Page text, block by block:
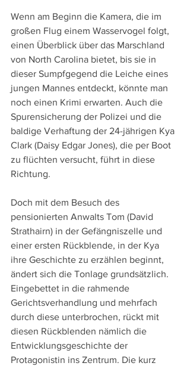
Wenn am Beginn die Kamera, die im
großen Flug einem Wasservogel folgt,
einen Überblick über das Marschland
von North Carolina bietet, bis sie in
dieser Sumpfgegend die Leiche eines
jungen Mannes entdeckt, könnte man
noch einen Krimi erwarten. Auch die
Spurensicherung der Polizei und die
baldige Verhaftung der 24-jährigen Kya
Clark (Daisy Edgar Jones), die per Boot
zu flüchten versucht, führt in diese
Richtung.
Doch mit dem Besuch des
pensionierten Anwalts Tom (David
Strathairn) in der Gefängniszelle und
einer ersten Rückblende, in der Kya
ihre Geschichte zu erzählen beginnt,
ändert sich die Tonlage grundsätzlich.
Eingebettet in die rahmende
Gerichtsverhandlung und mehrfach
durch diese unterbrochen, rückt mit
diesen Rückblenden nämlich die
Entwicklungsgeschichte der
Protagonistin ins Zentrum. Die kurz